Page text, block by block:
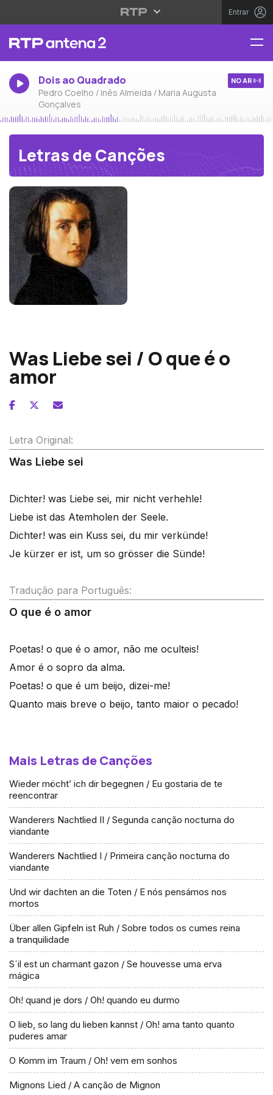
Entrar
Dois ao Quadrado
Pedro Coelho / Inês Almeida / Maria Augusta
Gonçalves
NO AR
Letras de Canções
Was Liebe sei / O que é o
amor
Letra Original:
Was Liebe sei
Dichter! was Liebe sei, mir nicht verhehle!
Liebe ist das Atemholen der Seele.
Dichter! was ein Kuss sei, du mir verkünde!
Je kürzer er ist, um so grösser die Sünde!
Tradução para Português:
O que é o amor
Poetas! o que é o amor, não me oculteis!
Amor é o sopro da alma.
Poetas! o que é um beijo, dizei-me!
Quanto mais breve o beijo, tanto maior o pecado!
Mais Letras de Canções
Wieder möcht’ ich dir begegnen / Eu gostaria de te
reencontrar
Wanderers Nachtlied II / Segunda canção nocturna do
viandante
Wanderers Nachtlied I / Primeira canção nocturna do
viandante
Und wir dachten an die Toten / E nós pensámos nos
mortos
Über allen Gipfeln ist Ruh / Sobre todos os cumes reina
a tranquilidade
S´il est un charmant gazon / Se houvesse uma erva
mágica
Oh! quand je dors / Oh! quando eu durmo
O lieb, so lang du lieben kannst / Oh! ama tanto quanto
puderes amar
O Komm im Traum / Oh! vem em sonhos
Mignons Lied / A canção de Mignon